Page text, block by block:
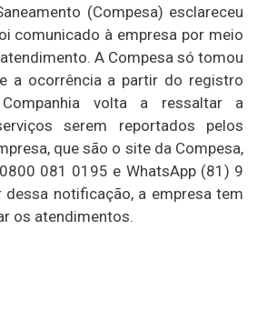
(Compesa) esclareceu
comunicado à empresa por meio
A Compesa só tomou
a ocorrência a partir do registro
volta a ressaltar a
serem reportados pelos
que são o site da Compesa,
081 0195 e WhatsApp (81) 9
notificação, a empresa tem
os atendimentos.